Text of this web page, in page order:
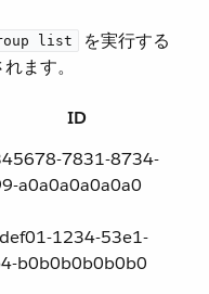
list
​ を実行する
ます。
ID
7831-8734-
a0a0a0a0a0a0
1234-53e1-
b0b0b0b0b0b0